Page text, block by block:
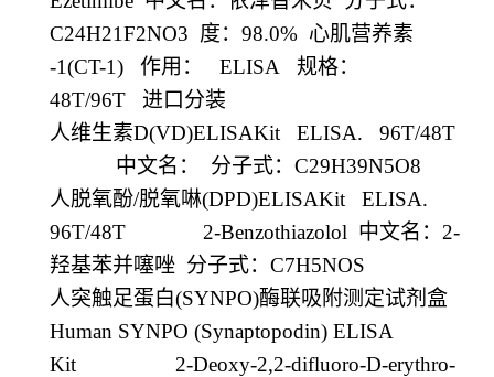
C24H21F2NO3 度： 98.0% 心肌营养素
-1(CT-1) 作用： ELISA 规格：
48T/96T 进口分装
人维生素D(VD)ELISAKit ELISA. 96T/48T
中文名：
分子式： C29H39N5O8
人脱氧酚/脱氧啉(DPD)ELISAKit ELISA.
96T/48T 2-Benzothiazolol 中文名： 2-
羟基苯并噻唑 分子式： C7H5NOS
人突触足蛋白(SYNPO)酶联吸附测定试剂盒
Human SYNPO (Synaptopodin) ELISA
Kit 2-Deoxy-2,2-difluoro-D-erythro-